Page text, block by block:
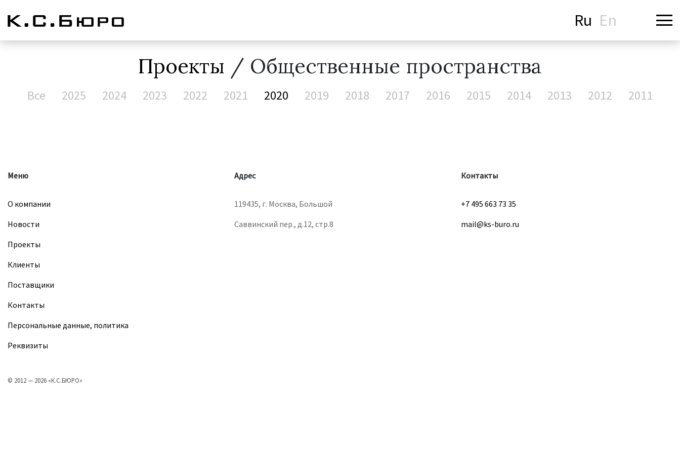
Ru En
Проекты / Общественные пространства
Все 2025 2024 2023 2022 2021 2020 2019 2018 2017 2016 2015 2014 2013 2012 2011
Меню
О компании
Новости
Проекты
Клиенты
Поставщики
Контакты
Персональные данные, политика
Реквизиты
Адрес
119435, г. Москва, Большой
Саввинский пер., д.12, стр.8
Контакты
+7 495 663 73 35
mail@ks-buro.ru
© 2012 — 2026 «К.С.БЮРО»